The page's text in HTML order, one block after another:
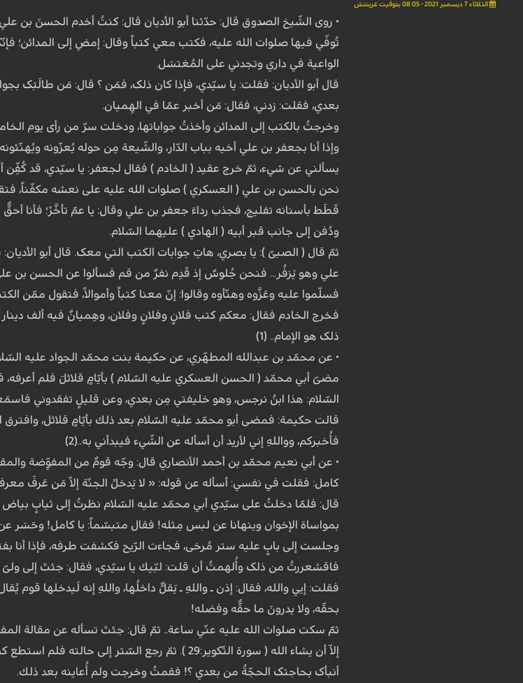
الثلاثاء 7 ديسمبر 2021 - 08:05 بتوقيت غرينتش
• روى الشّیخ الصّدوق قال: حدّثنا أبو الأدیان قال: کنتُ أخدم الحسنَ بن
تُوفّي فیها صلوات الله علیه، فکتب معي کتباً وقال: إمضِ إلى
الواعیة في داري وتجدني على المُغتسَل.
قال أبو الأدیان: فقلت: یا سیّدي، فإذا کان ذلک، فمَن ؟ قال: مَن طالَبَک
بعدي، فقلت: زدني، فقال: مَن أخبر عمّا في الهِمیان.
وخرجتُ بالکتب إلى المدائن وأخذتُ جواباتها، ودخلت سرّ من رأى یوم
وإذا أنا بجعفر بن علي أخیه بباب الدّار، والشّیعة مِن حوله یُعزّونه
یسألني عن شيء، ثمّ خرج عقید ( الخادم ) فقال لجعفر: یا سیّدي، قد کُفِّن
نحن بالحسن بن علي ( العسکري ) صلوات الله علیه على نعشه مکفّناً،
قَطَط بأسنانه تفلیج، فجذب رداءَ جعفر بن علي وقال: یا عمّ تأخَّرْ؛ فأنا
ودُفن إلى جانب قبر أبیه ( الهادي ) علیهما السّلام.
ثمّ قال ( الصبیّ ): یا بصري، هاتِ جوابات الکتب التي معک. قال أبو
علي وهو یَزفُر... فنحن جُلوسٌ إذ قَدِم نفرٌ من قم فسألوا عن الحسن بن علي
فسلّموا علیه وعَزَّوه وهنّأوه وقالوا: إنّ معنا کتباً وأموالاً، فتقول ممّن
فخرج الخادم فقال: معکم کتب فلانٍ وفلانٍ وفلان، وهِمیانٌ فیه ألف
ذلک هو الإمام.. (1)
• عن محمّد بن عبدالله المطهّري، عن حکیمة بنت محمّد الجواد علیه
مضیّ أبي محمّد ( الحسن العسکري علیه السّلام ) بأیّامٍ قلائلَ فلم
السّلام: هذا ابنُ نرجس، وهو خلیفتي مِن بعدي، وعن قلیلٍ تفقدوني
قالت حکیمة: فمضى أبو محمّد علیه السّلام بعد ذلك بأیّامٍ قلائل، وافترق
فأُخبرکم، وواللهِ إني لأرید أن أسأله عن الشّيء فیبدأني به..(2)
• عن أبي نعیم محمّد بن أحمد الأنصاري قال: وجّه قومٌ من المفوِّضة
کامل: فقلت في نفسي: أسأله عن قوله: « لا یَدخلُ الجنّة إلاّ مَن عَرفَ
قال: فلمّا دخلتُ على سیّدي أبي محمّد علیه السّلام نظرتُ إلى ثیابٍ بیاض
بمواساة الإخوان وینهانا عن لبس مِثله! فقال متبسّماً: یا کامل! وحَسَر
وجلست إلى بابٍ علیه ستر مُرخى، فجاءت الرّیح فکشفت طرفه، فإذا أنا
فاقشعررتُ من ذلک وأُلهمتُ أن قلت: لبّیك یا سیّدي، فقال: جئتَ إلى ولیّ
فقلت: إیي والله، فقال: إذن ـ واللهِ ـ یَقلُّ داخلُها، واللهِ إنه لَیدخلها
بحقّه، ولا یدرونَ ما حقُّه وفضله!
ثمّ سکت صلوات الله علیه عنّي ساعة.. ثمّ قال: جئتَ تسأله عن مقالة
إلاّ أن یشاء الله ( سورة التّکویر:29 ). ثمّ رجع
أنبأک بحاجتک الحجّةُ من بعدي ؟! فقمتُ وخرجت ولم أُعاینه بعد ذلك.